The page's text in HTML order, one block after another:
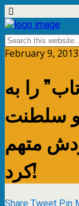
February 9, 2013
را به
و سلطنت
متهم
کرد!